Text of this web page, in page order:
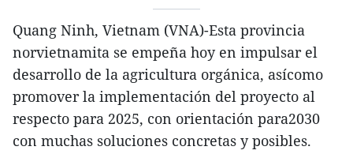
Quang Ninh, Vietnam (VNA)-Esta provincia
norvietnamita se empeña hoy en impulsar el
desarrollo de la agricultura orgánica, asícomo
promover la implementación del proyecto al
respecto para 2025, con orientación para2030
con muchas soluciones concretas y posibles.